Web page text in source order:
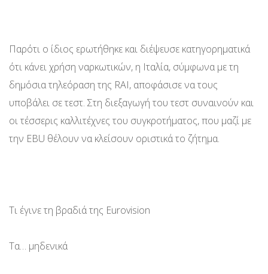
Παρότι ο ίδιος ερωτήθηκε και διέψευσε κατηγορηματικά
ότι κάνει χρήση ναρκωτικών, η Ιταλία, σύμφωνα με τη
δημόσια τηλεόραση της RAI, αποφάσισε να τους
υποβάλει σε τεστ. Στη διεξαγωγή του τεστ συναινούν και
οι τέσσερις καλλιτέχνες του συγκροτήματος, που μαζί με
την EBU θέλουν να κλείσουν οριστικά το ζήτημα.
Τι έγινε τη βραδιά της Eurovision
Τα… μηδενικά